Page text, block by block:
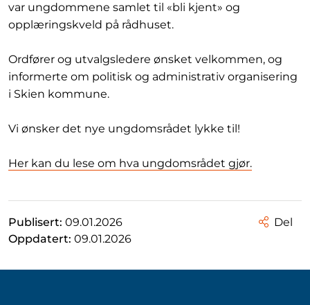
var ungdommene samlet til «bli kjent» og
opplæringskveld på rådhuset.
Ordfører og utvalgsledere ønsket velkommen, og
informerte om politisk og administrativ organisering
i Skien kommune.
Vi ønsker det nye ungdomsrådet lykke til!
Her kan du lese om hva ungdomsrådet gjør.
Publisert: 09.01.2026
Oppdatert: 09.01.2026
Del